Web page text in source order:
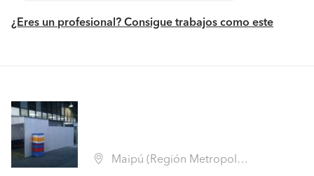
¿Eres un profesional? Consigue trabajos como este
Maipú (Región Metropolitana - Santiago)